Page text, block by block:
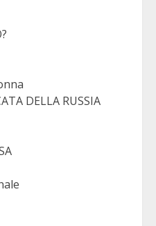
DELLA RUSSIA